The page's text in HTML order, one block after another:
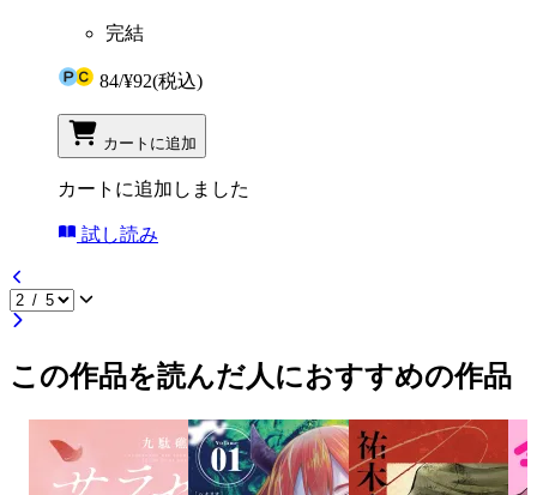
完結
84/¥92(税込)
カートに追加
カートに追加しました
試し読み
この作品を読んだ人におすすめの作品